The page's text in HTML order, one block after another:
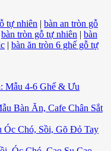
tự nhiên | bàn an tròn gỗ
bàn tròn gỗ tự nhiên | bàn
| bàn ăn tròn 6 ghế gỗ tự
Mẫu 4-6 Ghế & Ưu
Bàn Ăn, Cafe Chân Sắt
Óc Chó, Sồi, Gõ Đỏ Tay